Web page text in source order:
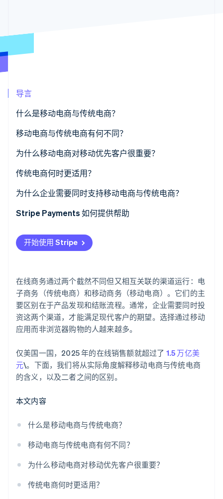
碳移除
立即观看
导言
什么是移动电商与传统电商？
移动电商与传统电商有何不同？
客户体验与界面设计
会话行为与意图
结账流程
设备原生能力
转换机制
为什么移动电商对移动优先客户很重要？
传统电商何时更适用？
为什么企业需要同时支持移动电商与传统电商？
跨设备路径
市场覆盖
韧性与灵活性
Stripe Payments 如何提供帮助
开始使用 Stripe
在线商务通过两个截然不同但又相互关联的渠道运行：电
子商务（传统电商）和移动商务（移动电商）。它们的主
要区别在于产品发现和结账流程。通常，企业需要同时投
资这两个渠道，才能满足现代客户的期望。选择通过移动
应用而非浏览器购物的人越来越多。
仅美国一国，2025 年的在线销售额就超过了 1.5 万亿美
元\。下面，我们将从实际角度解释移动电商与传统电商
的含义，以及二者之间的区别。
本文内容
什么是移动电商与传统电商？
移动电商与传统电商有何不同？
为什么移动电商对移动优先客户很重要？
传统电商何时更适用？